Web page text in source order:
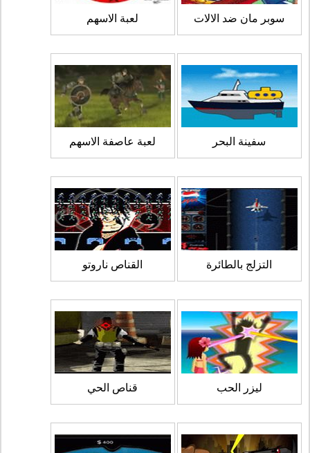
سوبر مان ضد الالات لعبة الاسهم
سفينة البحر لعبة عاصفة الاسهم
التزلج بالطائرة القناص ناروتو
ليزر الحب قناص الحي